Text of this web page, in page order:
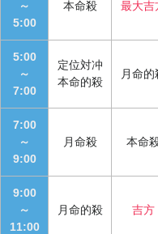
～
5:00
本命殺 最大吉
5:00
～
7:00
定位対冲
本命的殺
月命的
7:00
～
9:00
月命殺 本命
9:00
～
11:00
月命的殺 吉方